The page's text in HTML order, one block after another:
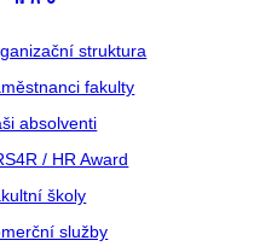
struktura
fakulty
absolventi
/ HR Award
školy
služby